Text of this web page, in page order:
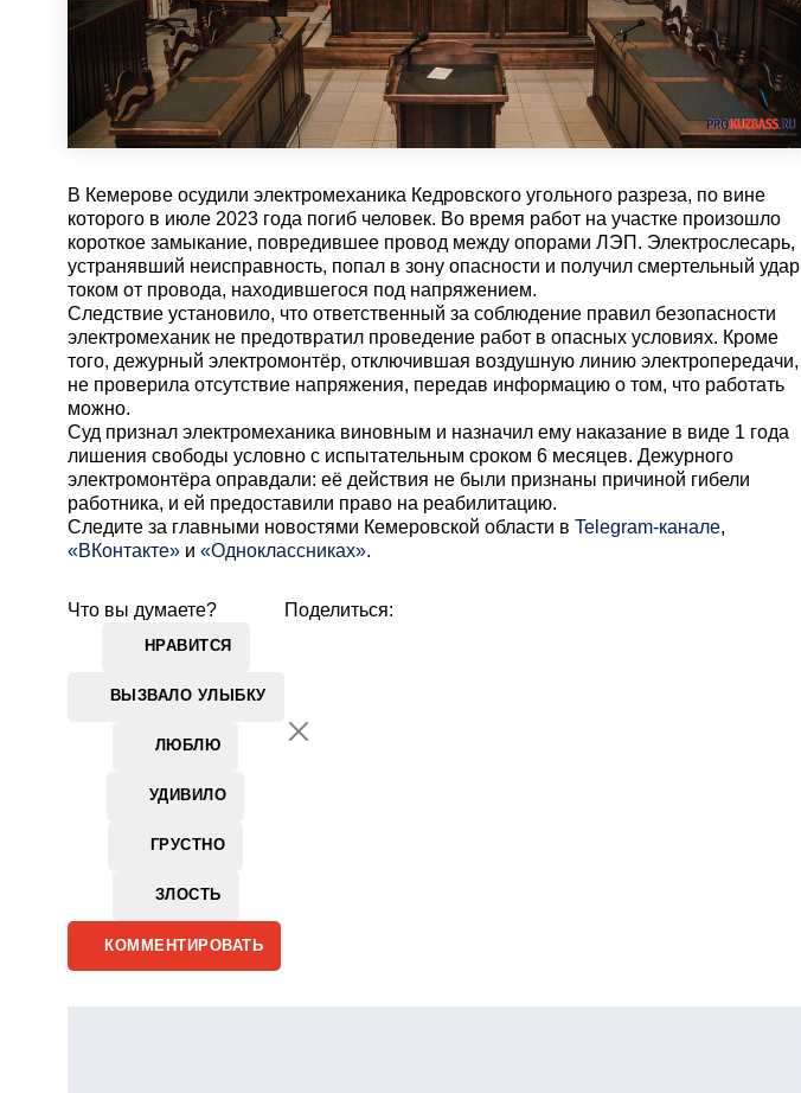
В Кемерове осудили электромеханика Кедровского угольного разреза, по вине
которого в июле 2023 года погиб человек. Во время работ на участке произошло
короткое замыкание, повредившее провод между опорами ЛЭП. Электрослесарь,
устранявший неисправность, попал в зону опасности и получил смертельный удар
током от провода, находившегося под напряжением.
Следствие установило, что ответственный за соблюдение правил безопасности
электромеханик не предотвратил проведение работ в опасных условиях. Кроме
того, дежурный электромонтёр, отключившая воздушную линию электропередачи,
не проверила отсутствие напряжения, передав информацию о том, что работать
можно.
Суд признал электромеханика виновным и назначил ему наказание в виде 1 года
лишения свободы условно с испытательным сроком 6 месяцев. Дежурного
электромонтёра оправдали: её действия не были признаны причиной гибели
работника, и ей предоставили право на реабилитацию.
Cледите за главными новостями Кемеровской области в Telegram-канале,
«ВКонтакте» и «Одноклассниках».
Что вы думаете?
НРАВИТСЯ
ВЫЗВАЛО УЛЫБКУ
ЛЮБЛЮ
УДИВИЛО
ГРУСТНО
ЗЛОСТЬ
Поделиться:
КОММЕНТИРОВАТЬ